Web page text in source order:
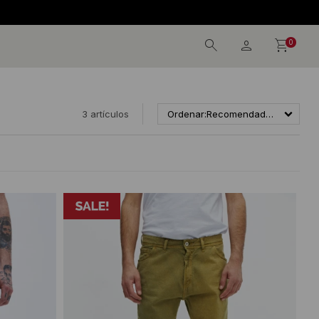
0
3 artículos Recomendados